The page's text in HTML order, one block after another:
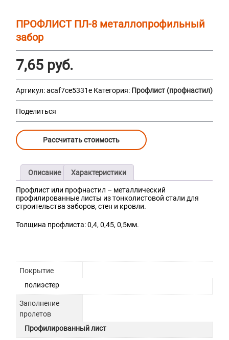
ПРОФЛИСТ ПЛ-8 металлопрофильный
забор
7,65 руб.
Артикул:acaf7ce5331e Категория: Профлист (профнастил)
Поделиться
Рассчитать стоимость
Описание Характеристики
Профлист или профнастил – металлический
профилированные листы из тонколистовой стали для
строительства заборов, стен и кровли.
Толщина профлиста: 0,4, 0,45, 0,5мм.
Покрытие
полиэстер
Заполнение
пролетов
Профилированный лист